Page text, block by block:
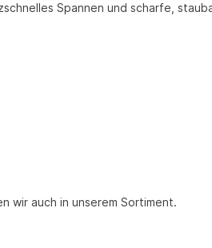
Spannen und scharfe,
wir auch in unserem Sortiment.